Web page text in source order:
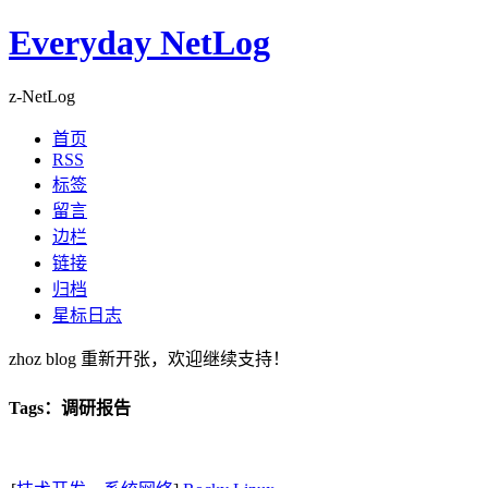
Everyday NetLog
z-NetLog
首页
RSS
标签
留言
边栏
链接
归档
星标日志
zhoz blog 重新开张，欢迎继续支持！
Tags：调研报告